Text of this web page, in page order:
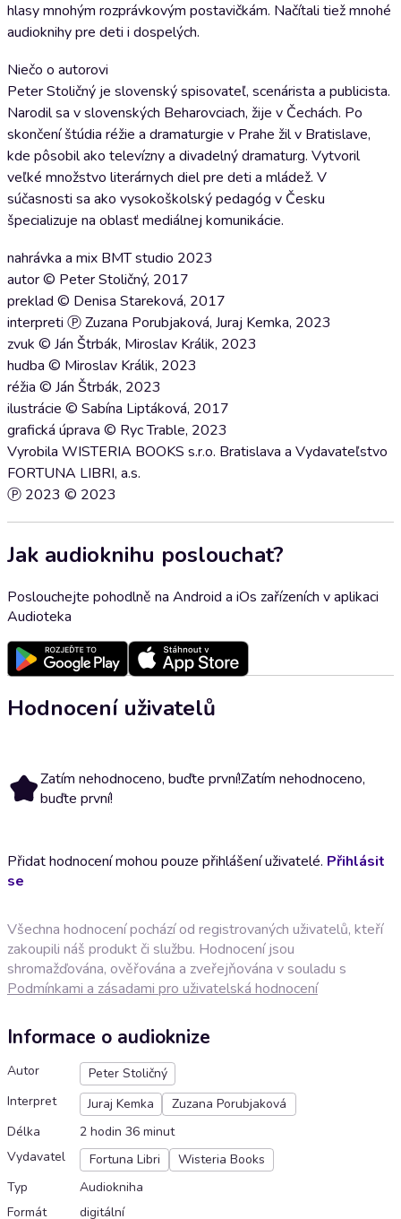
hlasy mnohým rozprávkovým postavičkám. Načítali tiež mnohé
audioknihy pre deti i dospelých.
Niečo o autorovi
Peter Stoličný je slovenský spisovateľ, scenárista a publicista.
Narodil sa v slovenských Beharovciach, žije v Čechách. Po
skončení štúdia réžie a dramaturgie v Prahe žil v Bratislave,
kde pôsobil ako televízny a divadelný dramaturg. Vytvoril
veľké množstvo literárnych diel pre deti a mládež. V
súčasnosti sa ako vysokoškolský pedagóg v Česku
špecializuje na oblasť mediálnej komunikácie.
nahrávka a mix BMT studio 2023
autor © Peter Stoličný, 2017
preklad © Denisa Stareková, 2017
interpreti Ⓟ Zuzana Porubjaková, Juraj Kemka, 2023
zvuk © Ján Štrbák, Miroslav Králik, 2023
hudba © Miroslav Králik, 2023
réžia © Ján Štrbák, 2023
ilustrácie © Sabína Liptáková, 2017
grafická úprava © Ryc Trable, 2023
Vyrobila WISTERIA BOOKS s.r.o. Bratislava a Vydavateľstvo
FORTUNA LIBRI, a.s.
Ⓟ 2023 © 2023
Jak audioknihu poslouchat?
Poslouchejte pohodlně na Android a iOs zařízeních v aplikaci
Audioteka
Hodnocení uživatelů
Zatím nehodnoceno, buďte první!Zatím nehodnoceno,
buďte první!
Přidat hodnocení mohou pouze přihlášení uživatelé. Přihlásit
se
Všechna hodnocení pochází od registrovaných uživatelů, kteří
zakoupili náš produkt či službu. Hodnocení jsou
shromažďována, ověřována a zveřejňována v souladu s
Podmínkami a zásadami pro uživatelská hodnocení
Informace o audioknize
Autor
Peter Stoličný
Interpret
Juraj Kemka
Zuzana Porubjaková
Délka
2 hodin 36 minut
Vydavatel
Fortuna Libri
Wisteria Books
Typ
Audiokniha
Formát
digitální